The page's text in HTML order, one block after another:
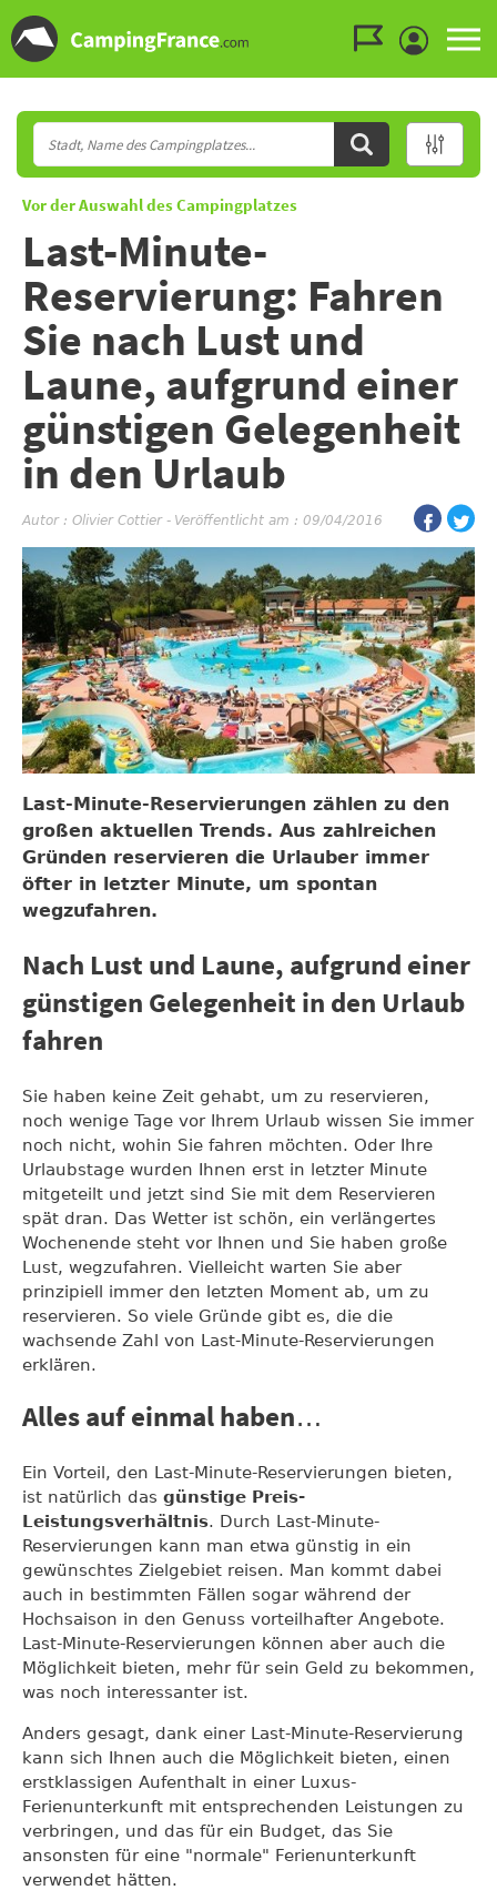
Vor der Auswahl des Campingplatzes
Last-Minute-
Reservierung: Fahren
Sie nach Lust und
Laune, aufgrund einer
günstigen Gelegenheit
in den Urlaub
Autor : Olivier Cottier- Veröffentlicht am : 09/04/2016
Last-Minute-Reservierungen zählen zu den
großen aktuellen Trends. Aus zahlreichen
Gründen reservieren die Urlauber immer
öfter in letzter Minute, um spontan
wegzufahren.
Nach Lust und Laune, aufgrund einer
günstigen Gelegenheit in den Urlaub
fahren
Sie haben keine Zeit gehabt, um zu reservieren,
noch wenige Tage vor Ihrem Urlaub wissen Sie immer
noch nicht, wohin Sie fahren möchten. Oder Ihre
Urlaubstage wurden Ihnen erst in letzter Minute
mitgeteilt und jetzt sind Sie mit dem Reservieren
spät dran. Das Wetter ist schön, ein verlängertes
Wochenende steht vor Ihnen und Sie haben große
Lust, wegzufahren. Vielleicht warten Sie aber
prinzipiell immer den letzten Moment ab, um zu
reservieren. So viele Gründe gibt es, die die
wachsende Zahl von Last-Minute-Reservierungen
erklären.
Alles auf einmal haben…
Ein Vorteil, den Last-Minute-Reservierungen bieten,
ist natürlich das günstige Preis-
Leistungsverhältnis. Durch Last-Minute-
Reservierungen kann man etwa günstig in ein
gewünschtes Zielgebiet reisen. Man kommt dabei
auch in bestimmten Fällen sogar während der
Hochsaison in den Genuss vorteilhafter Angebote.
Last-Minute-Reservierungen können aber auch die
Möglichkeit bieten, mehr für sein Geld zu bekommen,
was noch interessanter ist.
Anders gesagt, dank einer Last-Minute-Reservierung
kann sich Ihnen auch die Möglichkeit bieten, einen
erstklassigen Aufenthalt in einer Luxus-
Ferienunterkunft mit entsprechenden Leistungen zu
verbringen, und das für ein Budget, das Sie
ansonsten für eine "normale" Ferienunterkunft
verwendet hätten.